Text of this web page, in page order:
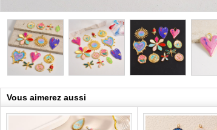
Vous aimerez aussi